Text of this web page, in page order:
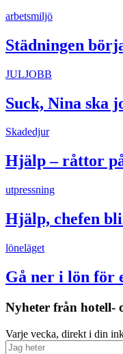
arbetsmiljö
Städningen
JULJOBB
Suck, Nina ska
Skadedjur
Hjälp – råttor
utpressning
Hjälp, chefen
löneläget
Gå ner i lön för
Nyheter från hotell-
Varje vecka, direkt i din